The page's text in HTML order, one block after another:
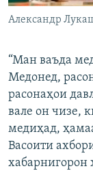
Александр
“Ман ваъда
Медонед,
расонаҳои
вале он чизе,
медиҳад,
Васоити
хабарнигорон